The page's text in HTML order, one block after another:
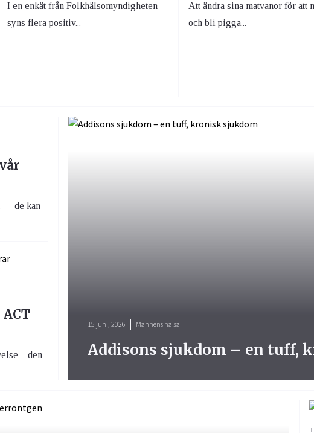
I en enkät från Folkhälsomyndigheten
syns flera positiv...
Att ändra sina matvanor för att
och bli pigga...
— de kan
– den
15 juni, 2026 Mannens hälsa
Addisons sjukdom – en tuff,